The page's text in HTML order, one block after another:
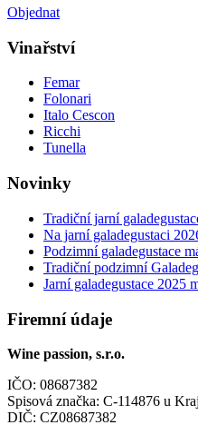
Objednat
Vinařství
Femar
Folonari
Italo Cescon
Ricchi
Tunella
Novinky
Tradiční jarní
Na jarní galadegustaci
Podzimní galadegustace
Tradiční podzimní
Jarní galadegustace 2025
Firemní údaje
Wine passion, s.r.o.
IČO: 08687382
Spisová značka: C-114876 u
DIČ: CZ08687382